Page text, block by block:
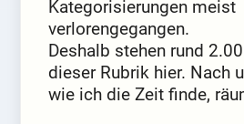
Kategorisierungen meist
verlorengegangen.
Deshalb stehen rund
dieser Rubrik hier. Nach
wie ich die Zeit finde,